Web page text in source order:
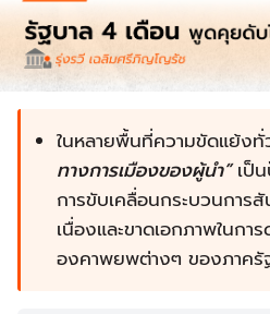
ในหลายพื้นที่ความขัดแย้งทั่
ทางการเมืองของผู้นำ”เป็
การขับเคลื่อนกระบวนกา
เนื่องและขาดเอกภาพในกา
องคาพยพต่างๆ ของภาค